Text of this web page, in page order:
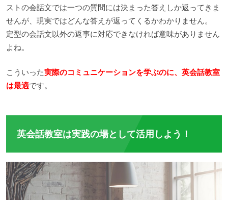
ストの会話文では一つの質問には決まった答えしか返ってきま
せんが、現実ではどんな答えが返ってくるかわかりません。
定型の会話文以外の返事に対応できなければ意味がありません
よね。
こういった実際のコミュニケーションを学ぶのに、英会話教室
は最適です。
英会話教室は実践の場として活用しよう！